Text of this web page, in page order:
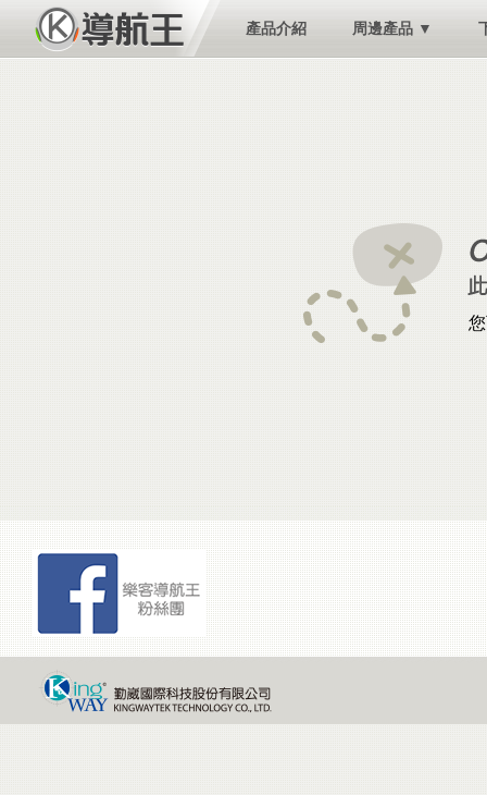
產品介紹 周邊產品 ▼